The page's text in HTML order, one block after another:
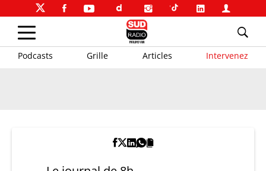
Podcasts Grille Articles Intervenez